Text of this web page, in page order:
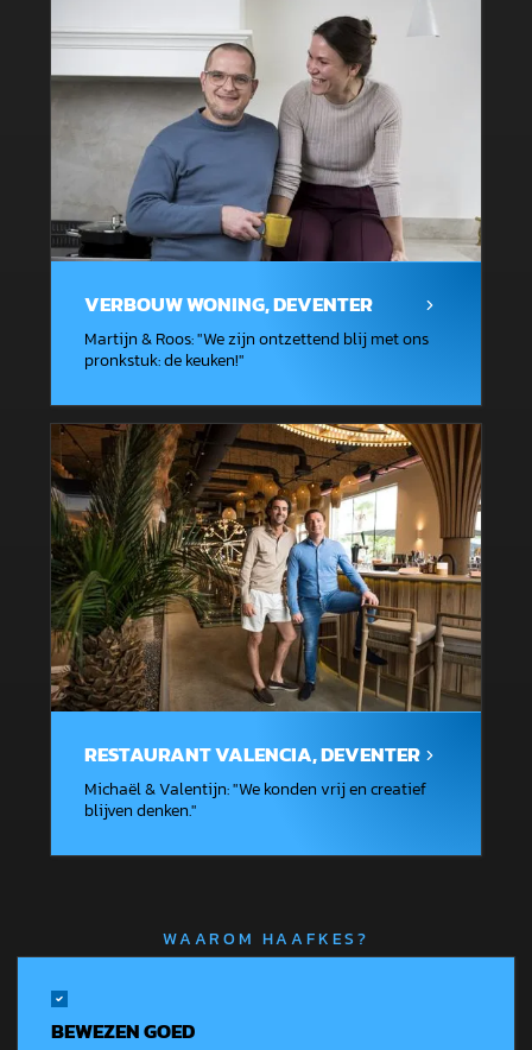
VERBOUW WONING, DEVENTER
Martijn & Roos: "We zijn ontzettend blij met ons
pronkstuk: de keuken!"
RESTAURANT VALENCIA, DEVENTER
Michaël & Valentijn: "We konden vrij en creatief
blijven denken."
BEWEZEN GOED
WAAROM HAAFKES?